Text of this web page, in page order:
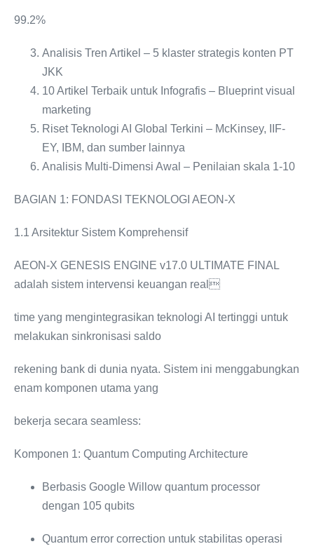
99.2%
Analisis Tren Artikel – 5 klaster strategis konten PT
JKK
10 Artikel Terbaik untuk Infografis – Blueprint visual
marketing
Riset Teknologi AI Global Terkini – McKinsey, IIF-
EY, IBM, dan sumber lainnya
Analisis Multi-Dimensi Awal – Penilaian skala 1-10
BAGIAN 1: FONDASI TEKNOLOGI AEON-X
1.1 Arsitektur Sistem Komprehensif
AEON-X GENESIS ENGINE v17.0 ULTIMATE FINAL
adalah sistem intervensi keuangan real
time yang mengintegrasikan teknologi AI tertinggi untuk
melakukan sinkronisasi saldo
rekening bank di dunia nyata. Sistem ini menggabungkan
enam komponen utama yang
bekerja secara seamless:
Komponen 1: Quantum Computing Architecture
Berbasis Google Willow quantum processor
dengan 105 qubits
Quantum error correction untuk stabilitas operasi